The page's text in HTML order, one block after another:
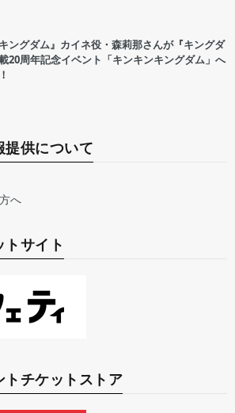
ングダム』カイネ役・森莉那さんが『キングダ
20周年記念イベント「キンキンキングダム」へ
供について
へ
サイト
チケットストア